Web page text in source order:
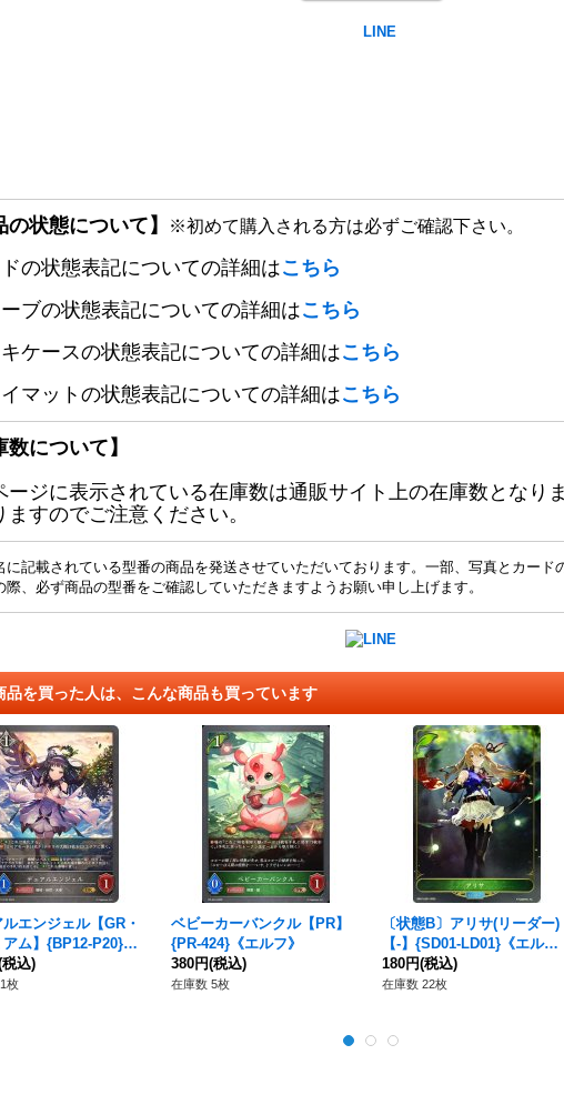
の状態について】 ※初めて購入される方は必ずご確認下さい。
の状態表記についての詳細はこちら
ブの状態表記についての詳細はこちら
ケースの状態表記についての詳細はこちら
マットの状態表記についての詳細はこちら
数について】
ージに表示されている在庫数は通販サイト上の在庫数となり
ますのでご注意ください。
記載されている型番の商品を発送させていただいております。一部、写真とカード
際、必ず商品の型番をご確認していただきますようお願い申し上げます。
品を買った人は、こんな商品も買っています
エンジェル【GR・
アム】{BP12-P20}
トラル》
税込)
枚
ベビーカーバンクル【PR】
{PR-424}《エルフ》
380円(税込)
在庫数 5枚
〔状態B〕アリサ(リーダー)
【-】{SD01-LD01}《エル
フ》
180円(税込)
在庫数 22枚